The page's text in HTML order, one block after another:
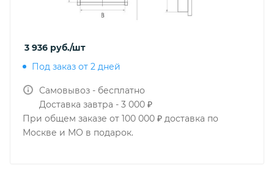
3 936 руб./шт
Под заказ от 2 дней
Самовывоз - бесплатно
Доставка завтра - 3 000 ₽
При общем заказе от 100 000 ₽ доставка по
Москве и МО в подарок.